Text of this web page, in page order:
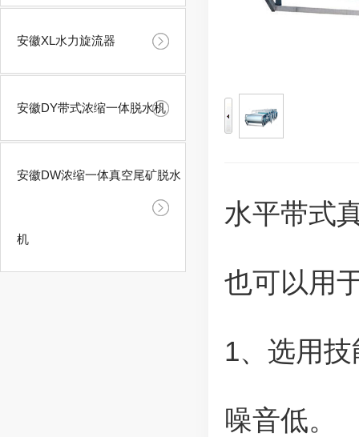
安徽XL水力旋流器
安徽DY带式浓缩一体脱水机
安徽DW浓缩一体真空尾矿脱水
机
水平带式
也可以用
1、选用
噪音低。